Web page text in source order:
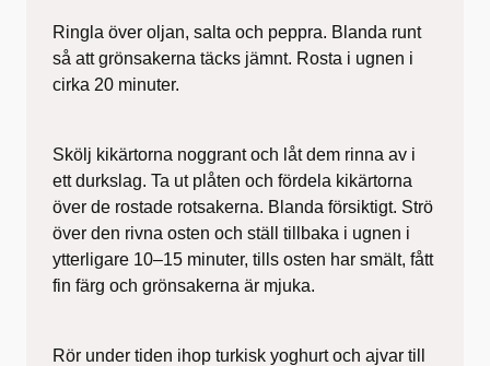
Ringla över oljan, salta och peppra. Blanda runt
så att grönsakerna täcks jämnt. Rosta i ugnen i
cirka 20 minuter.
Skölj kikärtorna noggrant och låt dem rinna av i
ett durkslag. Ta ut plåten och fördela kikärtorna
över de rostade rotsakerna. Blanda försiktigt. Strö
över den rivna osten och ställ tillbaka i ugnen i
ytterligare 10–15 minuter, tills osten har smält, fått
fin färg och grönsakerna är mjuka.
Rör under tiden ihop turkisk yoghurt och ajvar till